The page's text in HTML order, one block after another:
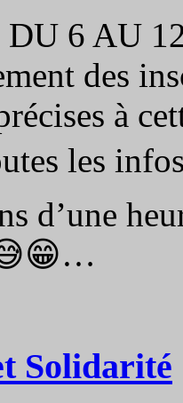
DU 6 AU
des
à
les
d’une
Solidarité